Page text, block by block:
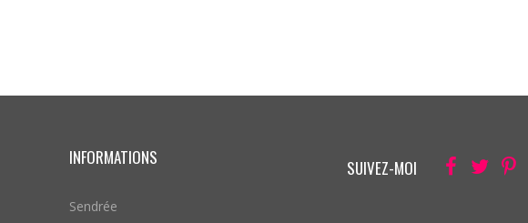
INFORMATIONS
Sendrée
SUIVEZ-MOI Facebook
Twitter